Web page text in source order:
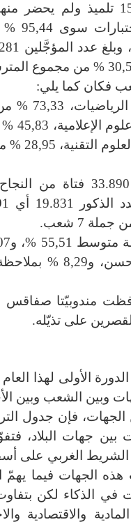
تقدّم لاجتياز الامتحان 151.779
فكان كما يلي:
74,93 %
7 شعب.
الحسن، و13,13 %
على تذيّله.
الأولى لهذا
وبين الشعب وبين
الجهات، فإن جدول
بين جهات البلاد،
الغربي على
الجهات فيما يهمّ
في الذكاء لكن
والاقتصادية